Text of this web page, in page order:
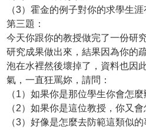
（3）霍金的例子對你的求學生
第三題：
今天你跟你的教授做完了一份研
研究成果做出來，結果因為你的
泡在水裡然後壞掉了，資料也因
氣，一直狂罵妳，請問：
（1）如果你是那位學生你會怎麼
（2）如果你是這位教授，你又會
（3）好像是怎麼去防範這類似的